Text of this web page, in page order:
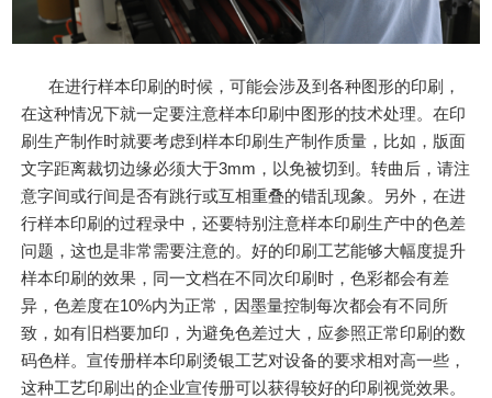
在进行样本印刷的时候，可能会涉及到各种图形的印刷，
在这种情况下就一定要注意样本印刷中图形的技术处理。在印
刷生产制作时就要考虑到样本印刷生产制作质量，比如，版面
文字距离裁切边缘必须大于3mm，以免被切到。转曲后，请注
意字间或行间是否有跳行或互相重叠的错乱现象。另外，在进
行样本印刷的过程录中，还要特别注意样本印刷生产中的色差
问题，这也是非常需要注意的。好的印刷工艺能够大幅度提升
样本印刷的效果，同一文档在不同次印刷时，色彩都会有差
异，色差度在10%内为正常，因墨量控制每次都会有不同所
致，如有旧档要加印，为避免色差过大，应参照正常印刷的数
码色样。宣传册样本印刷烫银工艺对设备的要求相对高一些，
这种工艺印刷出的企业宣传册可以获得较好的印刷视觉效果。